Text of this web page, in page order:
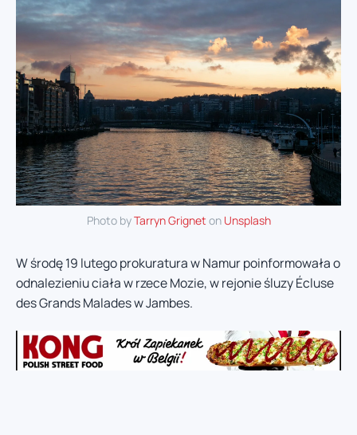
Photo byTarryn Grignet on Unsplash
W środę 19 lutego prokuratura w Namur poinformowała o
odnalezieniu ciała w rzece Mozie, w rejonie śluzy Écluse
des Grands Malades w Jambes.